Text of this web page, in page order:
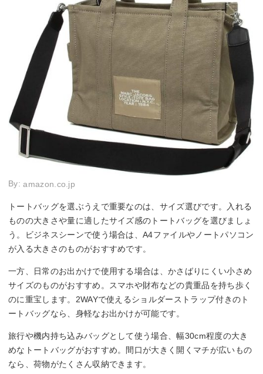
By:amazon.co.jp
トートバッグを選ぶうえで重要なのは、サイズ選びです。入れる
ものの大きさや量に適したサイズ感のトートバッグを選びましょ
う。ビジネスシーンで使う場合は、A4ファイルやノートパソコン
が入る大きさのものがおすすめです。
一方、日常のお出かけで使用する場合は、かさばりにくい小さめ
サイズのものがおすすめ。スマホや財布などの貴重品を持ち歩く
のに重宝します。2WAYで使えるショルダーストラップ付きのト
ートバッグなら、身軽なお出かけが可能です。
旅行や機内持ち込みバッグとして使う場合、幅30cm程度の大き
めなトートバッグがおすすめ。間口が大きく開くマチが広いもの
なら、荷物がたくさん収納できます。